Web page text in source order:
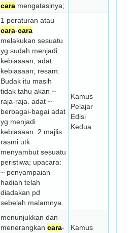
cara mengatasinya;
1 peraturan atau
cara-cara
melakukan sesuatu
yg sudah menjadi
kebiasaan; adat
kebiasaan; resam:
Budak itu masih
tidak tahu akan ~
raja-raja. adat ~
berbagai-bagai adat
yg menjadi
kebiasaan. 2 majlis
rasmi utk
menyambut sesuatu
peristiwa; upacara:
~ penyampaian
hadiah telah
diadakan pd
sebelah malamnya.
Kamus
Pelajar
Edisi
Kedua
menunjukkan dan
menerangkan cara-
Kamus